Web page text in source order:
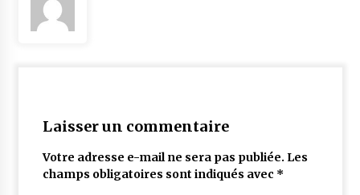
Laisser un commentaire
Votre adresse e-mail ne sera pas publiée. Les
champs obligatoires sont indiqués avec *